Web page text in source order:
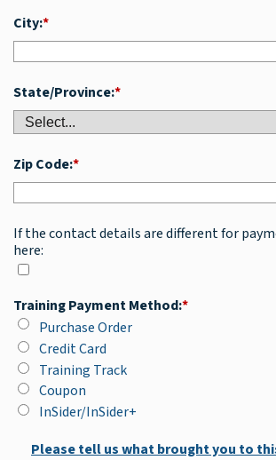
*
City:
*
State/Province:
*
Zip Code:
If the contact details are different for
here:
*
Training Payment Method:
Purchase Order
Credit Card
Training Track
Coupon
InSider/InSider+
Please tell us what brought you to